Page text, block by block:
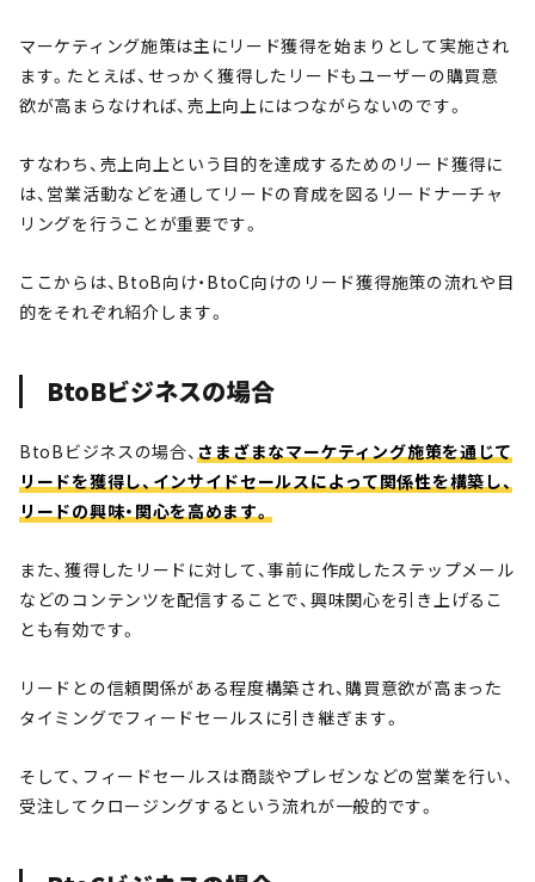
マーケティング施策は主にリード獲得を始まりとして実施され
ます。たとえば、せっかく獲得したリードもユーザーの購買意
欲が高まらなければ、売上向上にはつながらないのです。
すなわち、売上向上という目的を達成するためのリード獲得に
は、営業活動などを通してリードの育成を図るリードナーチャ
リングを行うことが重要です。
ここからは、BtoB向け・BtoC向けのリード獲得施策の流れや目
的をそれぞれ紹介します。
BtoBビジネスの場合
BtoBビジネスの場合、さまざまなマーケティング施策を通じて
リードを獲得し、インサイドセールスによって関係性を構築し、
リードの興味・関心を高めます。
また、獲得したリードに対して、事前に作成したステップメール
などのコンテンツを配信することで、興味関心を引き上げるこ
とも有効です。
リードとの信頼関係がある程度構築され、購買意欲が高まった
タイミングでフィードセールスに引き継ぎます。
そして、フィードセールスは商談やプレゼンなどの営業を行い、
受注してクロージングするという流れが一般的です。